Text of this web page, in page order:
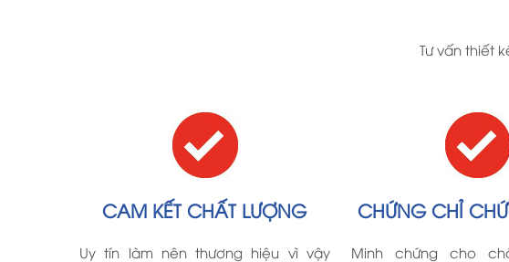
Tư vấn thiết
CAM KẾT CHẤT LƯỢNG
Uy tín làm nên thương hiệu vì vậy
CHỨNG CHỈ
Minh chứng cho